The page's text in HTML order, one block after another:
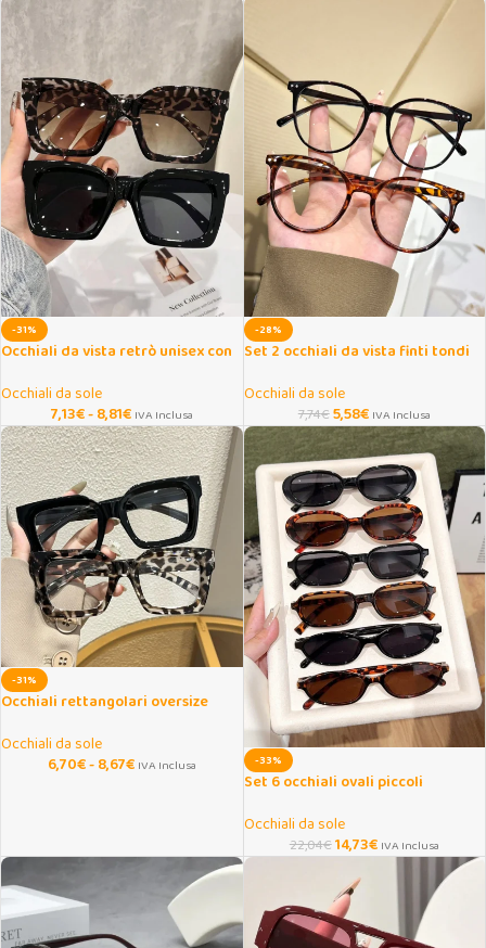
-31%
Occhiali da vista retrò unisex con
Occhiali da sole
7,13€-8,81€ IVA Inclusa
-28%
Set 2 occhiali da vista finti tondi
Occhiali da sole
7,74€5,58€ IVA Inclusa
-31%
Occhiali rettangolari oversize
Occhiali da sole
6,70€-8,67€ IVA Inclusa -33%
Set 6 occhiali ovali piccoli
Occhiali da sole
22,04€14,73€ IVA Inclusa